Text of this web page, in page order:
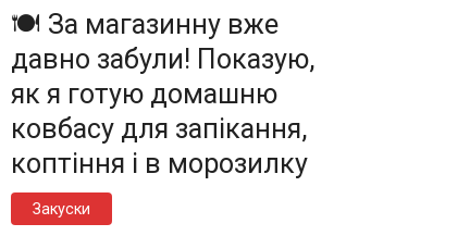
🍽️ За магазинну вже
давно забули! Показую,
як я готую домашню
ковбасу для запікання,
коптіння і в морозилку
Закуски